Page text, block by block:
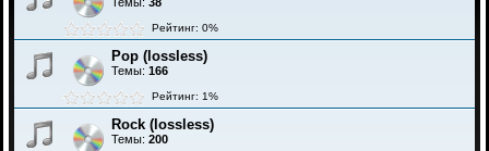
Рейтинг: 0%
Pop (lossless)
Темы: 166
Рейтинг: 1%
Rock (lossless)
Темы: 200